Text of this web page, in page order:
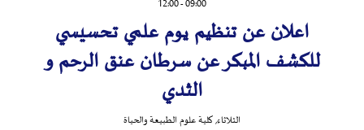
09:00
-
12:00
اعلان عن تنظيم يوم علمي تحسيسي
للكشف المبكر عن سرطان عنق الرحم و
الثدي‎
الثلاثاء,كلية علوم الطبيعة والحياة